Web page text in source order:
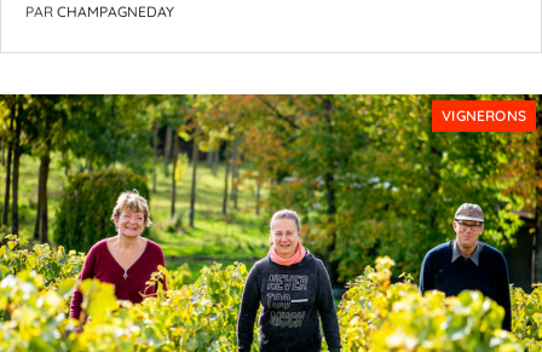
PAR CHAMPAGNEDAY
VIGNERONS